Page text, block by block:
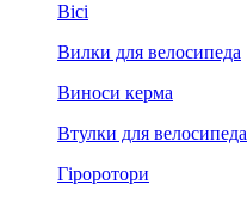
Вісі
Вилки для велосипеда
Виноси керма
Втулки для велосипеда
Гіроротори